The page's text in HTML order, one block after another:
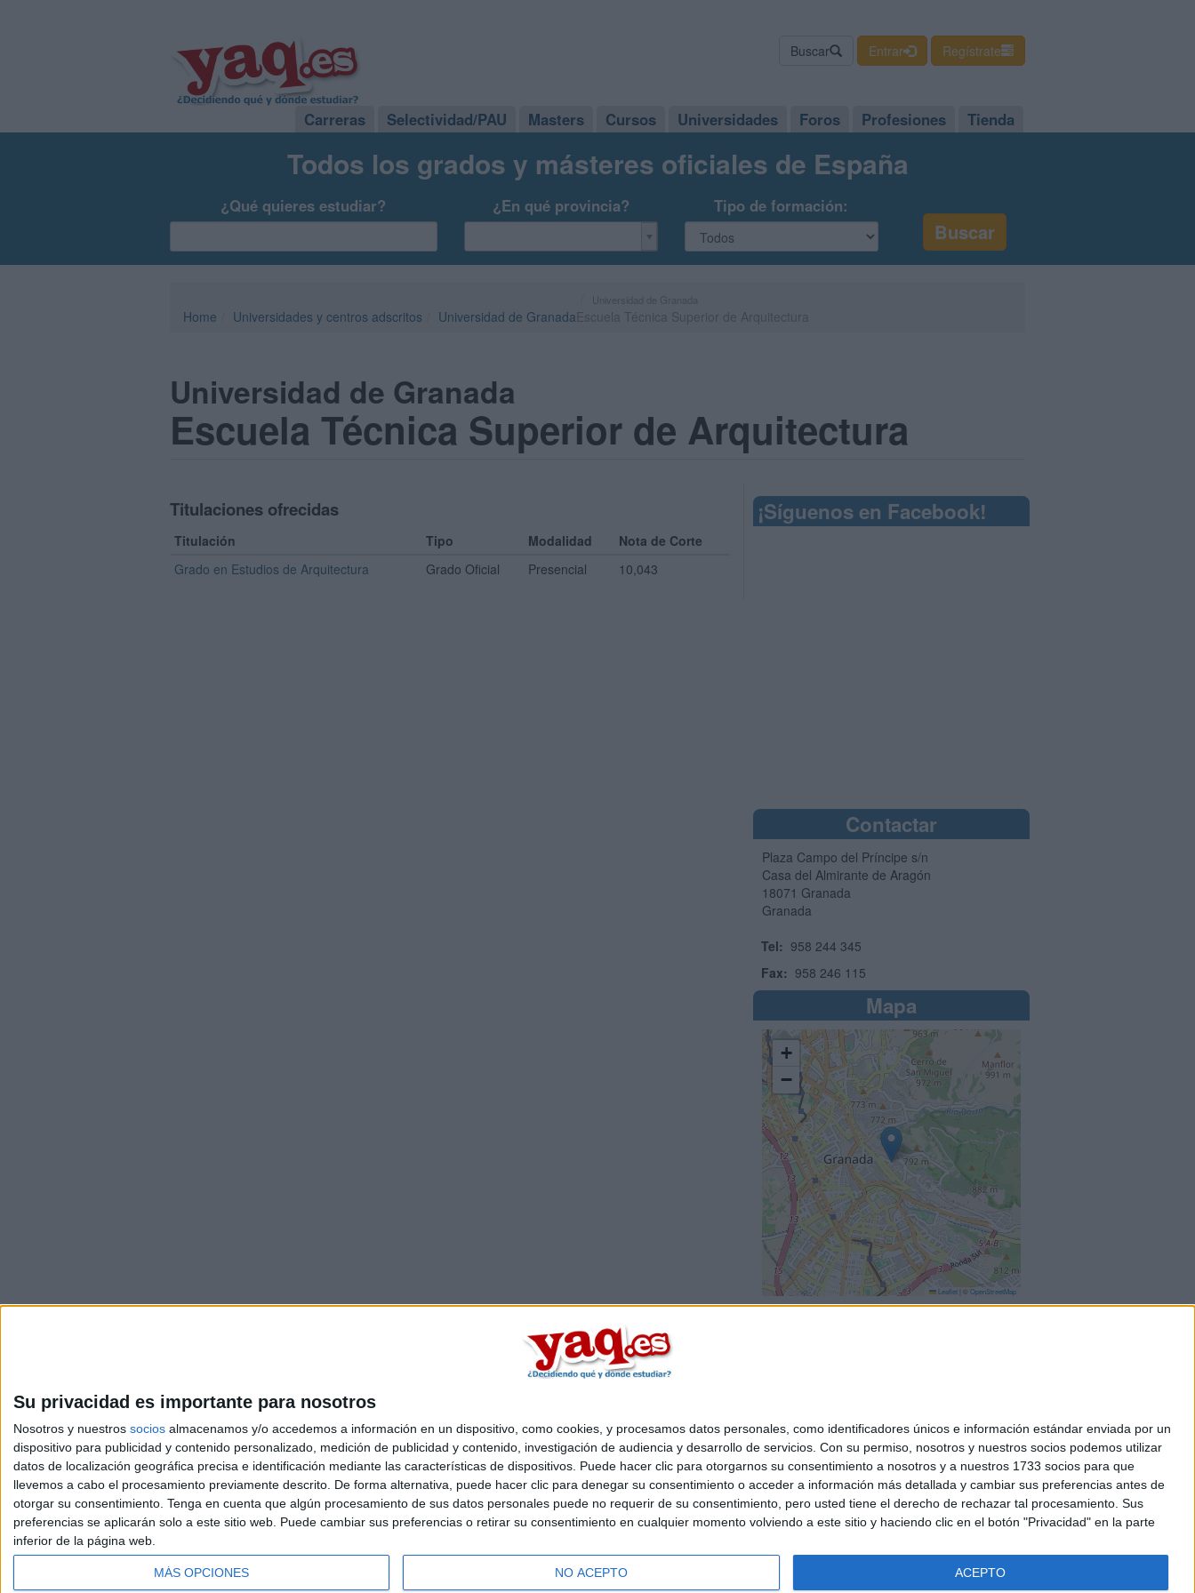
Su privacidad es importante para nosotros
Nosotros y nuestros socios almacenamos y/o accedemos a información en un dispositivo, como cookies, y procesamos datos personales, como identificadores únicos e información estándar enviada por un
dispositivo para publicidad y contenido personalizado, medición de publicidad y contenido, investigación de audiencia y desarrollo de servicios. Con su permiso, nosotros y nuestros socios podemos utilizar
datos de localización geográfica precisa e identificación mediante las características de dispositivos. Puede hacer clic para otorgarnos su consentimiento a nosotros y a nuestros 1733 socios para que
llevemos a cabo el procesamiento previamente descrito. De forma alternativa, puede hacer clic para denegar su consentimiento o acceder a información más detallada y cambiar sus preferencias antes de
otorgar su consentimiento. Tenga en cuenta que algún procesamiento de sus datos personales puede no requerir de su consentimiento, pero usted tiene el derecho de rechazar tal procesamiento. Sus
preferencias se aplicarán solo a este sitio web. Puede cambiar sus preferencias o retirar su consentimiento en cualquier momento volviendo a este sitio y haciendo clic en el botón "Privacidad" en la parte
inferior de la página web.
MÁS OPCIONES NO ACEPTO ACEPTO
Buscar Entrar Regístrate
Carreras Selectividad/PAU Masters Cursos Universidades Foros Profesiones Tienda
Todos los grados y másteres oficiales de España
¿Qué quieres estudiar? ¿En qué provincia? Tipo de formación:
Home Universidades y centros adscritos Universidad de Granada
Universidad de Granada
Escuela Técnica Superior de Arquitectura
Titulaciones ofrecidas
Titulación Tipo Modalidad
Nota de Corte
Grado en Estudios de Arquitectura
Grado Oficial Presencial 10,043
¡Síguenos en Facebook!
Contactar
Plaza Campo del Príncipe s/n
Casa del Almirante de Aragón
18071 Granada
Granada
Tel: 958 244 345
Fax: 958 246 115
Mapa
+
−
Leaflet © OpenStreetMap
Quiénes somos|Contactar|Anúnciate
Aviso legal|Politica de privacidad|Condiciones generales|Política de cookies
© 2003-2026Compás Mediterráneo S.L.- Diego de León 47 - 28006 Madrid [ESPAÑA] - Tel. +34 91 593 2767